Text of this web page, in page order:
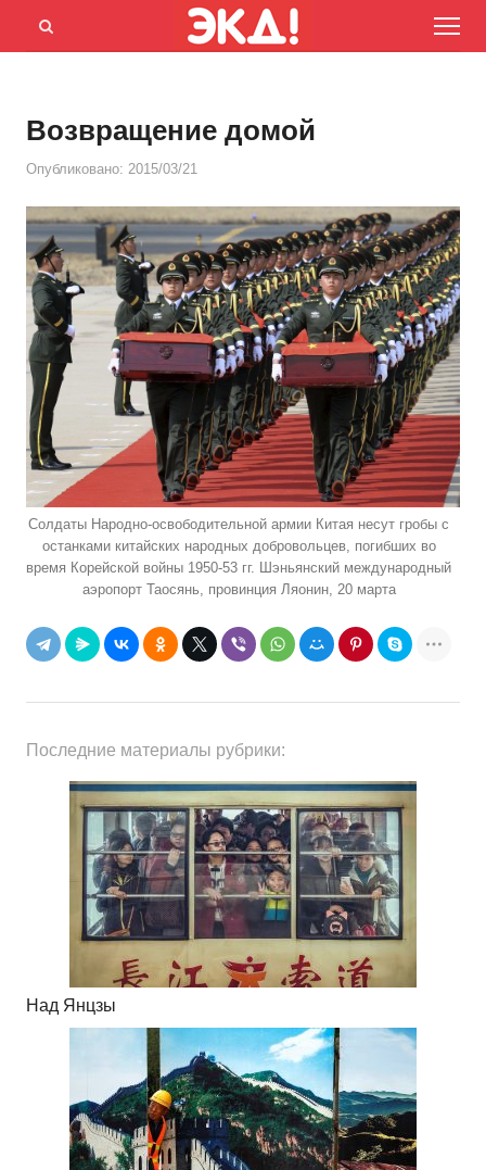
Menu
Открыть
Возвращение домой
Опубликовано: 2015/03/21
Солдаты Народно-освободительной армии Китая несут гробы с
останками китайских народных добровольцев, погибших во
время Корейской войны 1950-53 гг. Шэньянский международный
аэропорт Таосянь, провинция Ляонин, 20 марта
Последние материалы рубрики:
Над Янцзы